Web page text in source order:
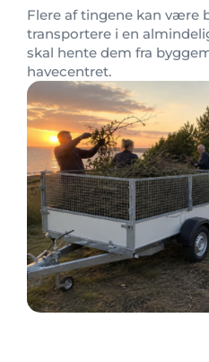
Flere af tingene kan være
transportere i en
skal hente dem fra
havecentret.